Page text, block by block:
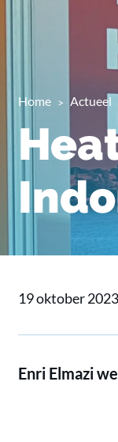
Home Actueel
19 oktober 2023
Enri Elmazi